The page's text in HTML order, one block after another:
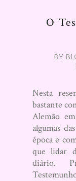
O
BY
Nesta
bastante
Alemão
algumas
época e
que lidar
diário.